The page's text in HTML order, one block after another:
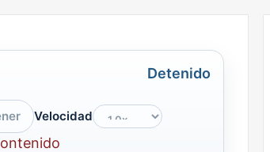
Detenido
Velocidad